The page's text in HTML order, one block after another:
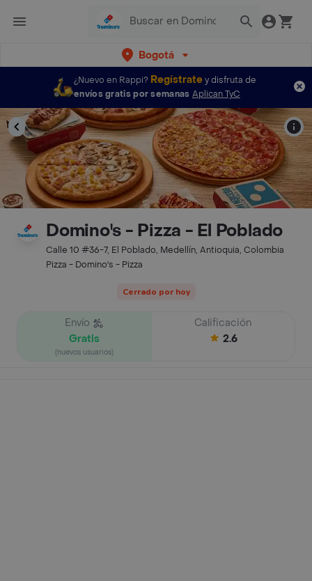
Bogotá
¿Nuevo en Rappi? Regístratey disfruta de
envíos gratis por semanas Aplican TyC
Domino's - Pizza - El Poblado
Calle 10 #36-7, El Poblado, Medellín, Antioquia, Colombia
Pizza - Domino's - Pizza
Cerrado por hoy
Envío
Gratis
(nuevos usuarios)
Calificación
2.6